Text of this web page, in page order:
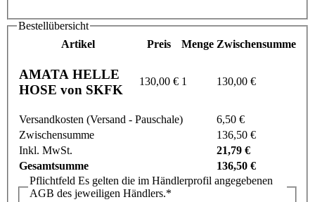
Bestellübersicht
Artikel
Preis Menge Zwischensumme
Versandkosten (Versand - Pauschale)
6,50 €
Zwischensumme
136,50 €
Inkl. MwSt.
21,79 €
Gesamtsumme
136,50 €
AMATA HELLE
HOSE von SKFK
130,00 € 1 130,00 €
Pflichtfeld Es gelten die im Händlerprofil angegebenen
AGB des jeweiligen Händlers.*